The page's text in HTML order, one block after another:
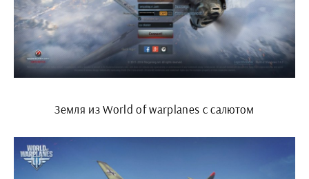
Земля из World of warplanes с салютом